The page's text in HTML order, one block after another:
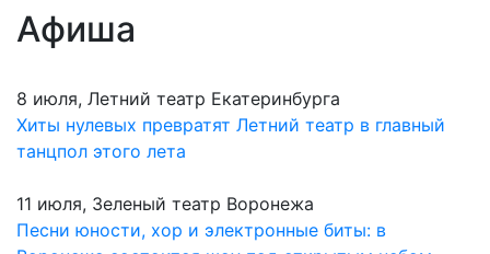
Афиша
8 июля, Летний театр Екатеринбурга
Хиты нулевых превратят Летний театр в главный
танцпол этого лета
11 июля, Зеленый театр Воронежа
Песни юности, хор и электронные биты: в